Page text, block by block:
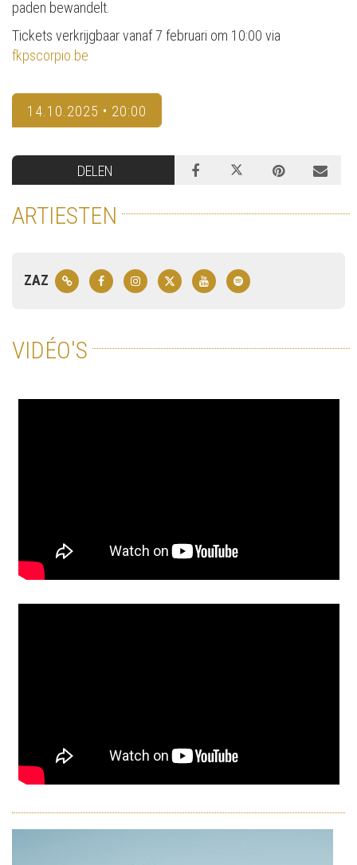
paden bewandelt.
Tickets verkrijgbaar vanaf 7 februari om 10:00 via
fkpscorpio.be
14.10.2025 • 20:00
DELEN
ARTIESTEN
ZAZ
VIDÉO'S